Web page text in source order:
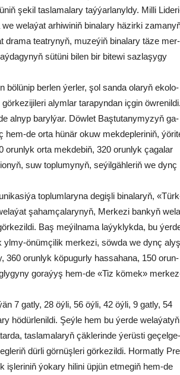
şe­kil tas­la­ma­la­ry taý­ýar­la­nyl­dy. Milli
we­la­ýat ar­hi­wi­niň bi­na­la­ry hä­zir­ki
dra­ma te­at­ry­nyň, mu­ze­ýiň bi­na­la­ry tä­ze mer­
sü­tü­ni bi­len bir bi­te­wi saz­la­şy­gy
bö­lü­nip ber­len ýer­ler, şol san­da ola­ryň eko­lo­
alym­lar ta­ra­pyn­dan iç­gin öw­re­nil­di.
al­nyp ba­ryl­ýar. Döwlet Baştutanymyzyň ga­
de or­ta hü­när okuw mek­dep­le­ri­niň,
orun­lyk or­ta mek­de­biň, 320 orun­lyk ça­ga­lar
suw top­lu­my­nyň, se­ýil­gäh­le­riň we dynç
top­lum­la­ry­na de­giş­li bi­na­la­ryň,
şa­ham­ça­la­ry­nyň, Mer­ke­zi ban­kyň
Baş me­ýil­na­ma la­ýyk­lyk­da, bu
önüm­çi­lik mer­ke­zi, söw­da we dynç alyş
360 orun­lyk kö­pu­gur­ly has­sa­ha­na, 150 orun­
go­ra­ýyş hem-de «Tiz kö­mek»
7 gat­ly, 28 öý­li, 56 öý­li, 42 öý­li, 9 gat­ly, 54
hö­dür­le­nil­di. Şeý­le hem bu ýer­de we­la­ýa­tyň
tas­la­ma­la­ryň çäk­le­rin­de ýe­rüs­ti ge­çel­ge­
dür­li gör­nüş­le­ri gör­ke­zil­di. Hor­mat­ly
iş­le­ri­niň ýo­ka­ry hi­li­ni üp­jün et­me­giň hem-de